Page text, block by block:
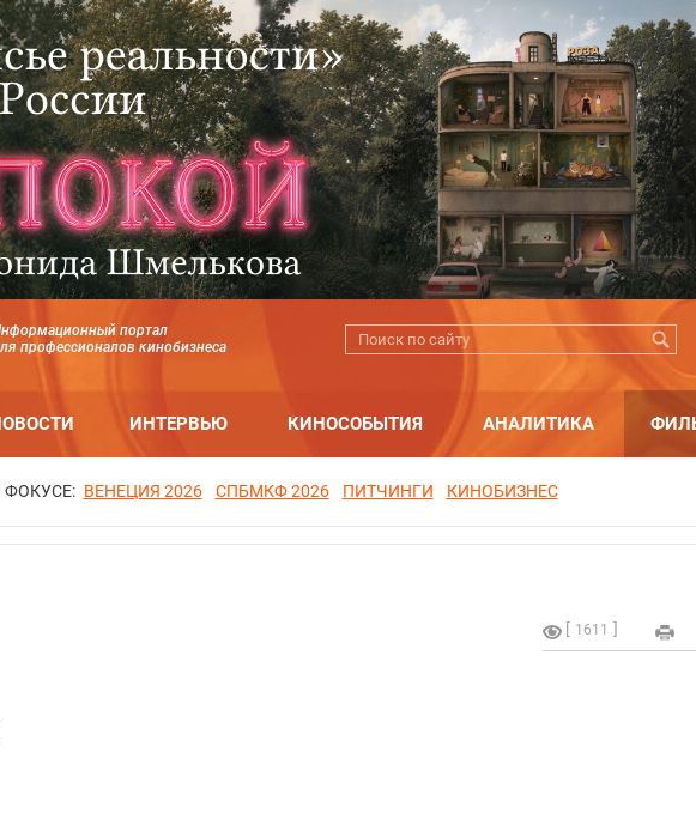
портал
профессионалов кинобизнеса
ИНТЕРВЬЮ КИНОСОБЫТИЯ АНАЛИТИКА
ФОКУСЕ: ВЕНЕЦИЯ 2026 СПБМКФ 2026 ПИТЧИНГИ КИНОБИЗНЕС
1611